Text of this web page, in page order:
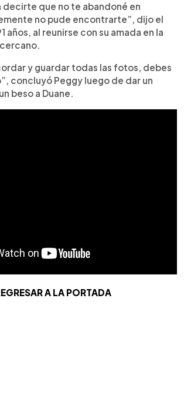
decirte que no te abandoné en
no pude encontrarte”, dijo el
años, al reunirse con su amada en la
y guardar todas las fotos, debes
concluyó Peggy luego de dar un
beso a Duane.
A LA PORTADA